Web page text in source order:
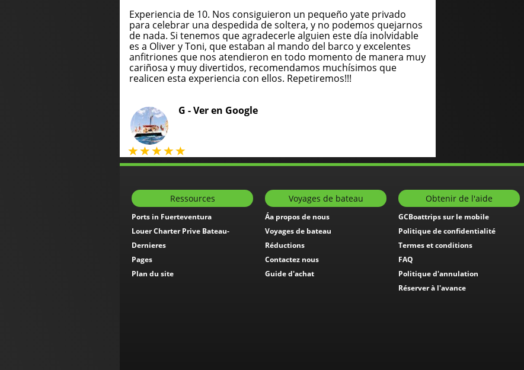
Experiencia de 10. Nos consiguieron un pequeño yate privado
para celebrar una despedida de soltera, y no podemos quejarnos
de nada. Si tenemos que agradecerle alguien este día inolvidable
es a Oliver y Toni, que estaban al mando del barco y excelentes
anfitriones que nos atendieron en todo momento de manera muy
cariñosa y muy divertidos, recomendamos muchísimos que
realicen esta experiencia con ellos. Repetiremos!!!
G -Ver en Google
Ressources
Ports in Fuerteventura
Louer Charter Prive Bateau-
Dernieres
Pages
Plan du site
Voyages de bateau
Áa propos de nous
Voyages de bateau
Réductions
Contactez nous
Guide d'achat
Obtenir de l'aide
GCBoattrips sur le mobile
Politique de confidentialité
Termes et conditions
FAQ
Politique d'annulation
Réserver à l'avance